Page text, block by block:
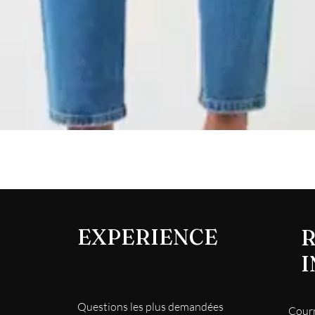
EXPERIENCE
Questions les plus demandées